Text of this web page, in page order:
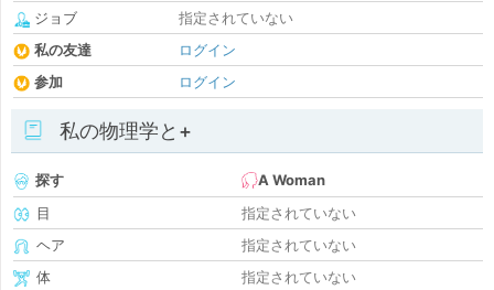
ジョブ
指定されていない
私の友達
ログイン
参加
ログイン
私の物理学と+
探す
A Woman
目
指定されていない
ヘア
指定されていない
体
指定されていない